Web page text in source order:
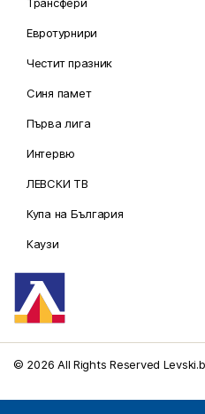
Трансфери
Евротурнири
Честит празник
Синя памет
Първа лига
Интервю
ЛЕВСКИ ТВ
Купа на България
Каузи
© 2026 All Rights Reserved